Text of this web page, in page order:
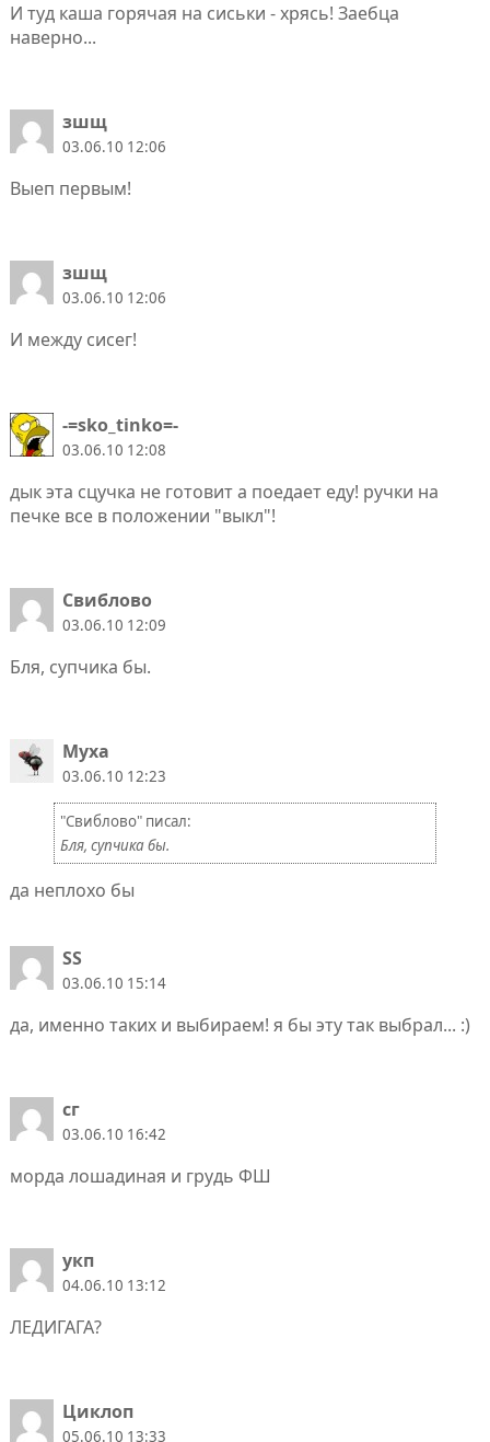
И туд каша горячая на сиськи - хрясь! Заебца
наверно...
зшщ
03.06.10 12:06
Выеп первым!
зшщ
03.06.10 12:06
И между сисег!
-=sko_tinko=-
03.06.10 12:08
дык эта сцучка не готовит а поедает еду! ручки на
печке все в положении "выкл"!
Свиблово
03.06.10 12:09
Бля, супчика бы.
Муха
03.06.10 12:23
"Свиблово" писал:
Бля, супчика бы.
да неплохо бы
SS
03.06.10 15:14
да, именно таких и выбираем! я бы эту так выбрал... :)
сг
03.06.10 16:42
морда лошадиная и грудь ФШ
укп
04.06.10 13:12
ЛЕДИГАГА?
Циклоп
05.06.10 13:33